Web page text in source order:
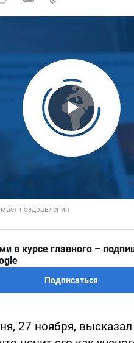
Play
в курсе главного –
Подписаться
27 ноября,